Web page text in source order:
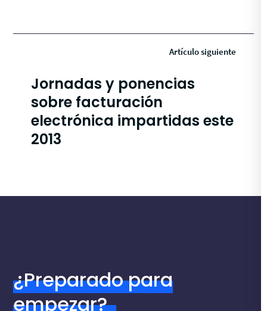
Artículo siguiente
Jornadas y ponencias
sobre facturación
electrónica impartidas este
2013
¿Preparado para
empezar?